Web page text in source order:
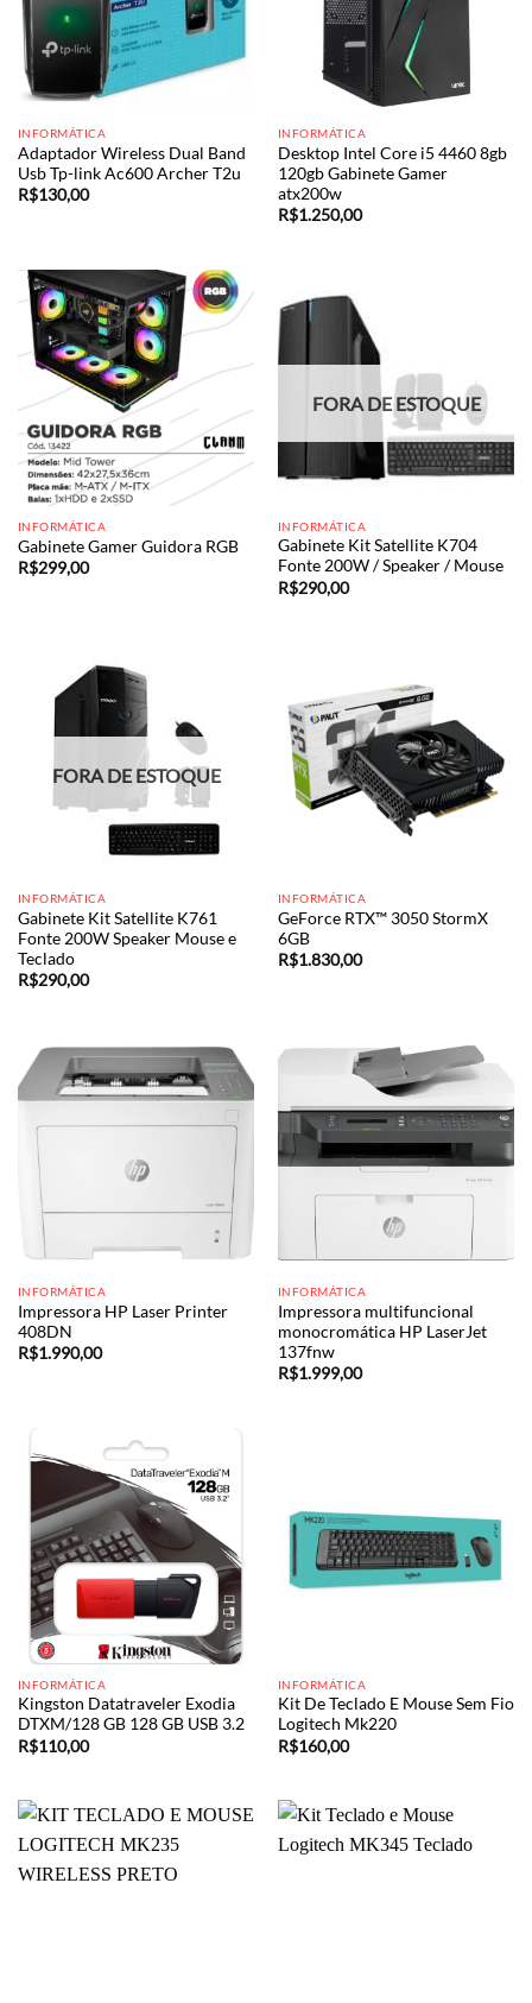
INFORMÁTICA
Adaptador Wireless Dual Band
Usb Tp-link Ac600 Archer T2u
R$130,00
INFORMÁTICA
Desktop Intel Core i5 4460 8gb
120gb Gabinete Gamer
atx200w
R$1.250,00
INFORMÁTICA
Gabinete Gamer Guidora RGB
R$299,00
FORA DE ESTOQUE
INFORMÁTICA
Gabinete Kit Satellite K704
Fonte 200W / Speaker / Mouse
R$290,00
FORA DE ESTOQUE
INFORMÁTICA
Gabinete Kit Satellite K761
Fonte 200W Speaker Mouse e
Teclado
R$290,00
INFORMÁTICA
GeForce RTX™ 3050 StormX
6GB
R$1.830,00
INFORMÁTICA
Impressora HP Laser Printer
408DN
R$1.990,00
INFORMÁTICA
Impressora multifuncional
monocromática HP LaserJet
137fnw
R$1.999,00
INFORMÁTICA
Kingston Datatraveler Exodia
DTXM/128 GB 128 GB USB 3.2
R$110,00
INFORMÁTICA
Kit De Teclado E Mouse Sem Fio
Logitech Mk220
R$160,00